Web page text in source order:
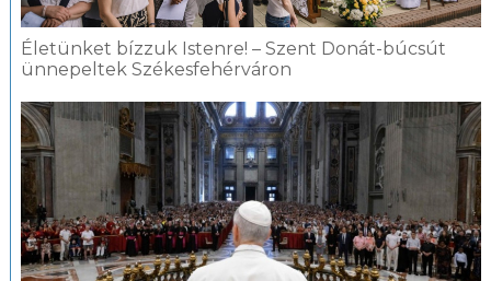
Életünket bízzuk Istenre! – Szent Donát-búcsút
ünnepeltek Székesfehérváron